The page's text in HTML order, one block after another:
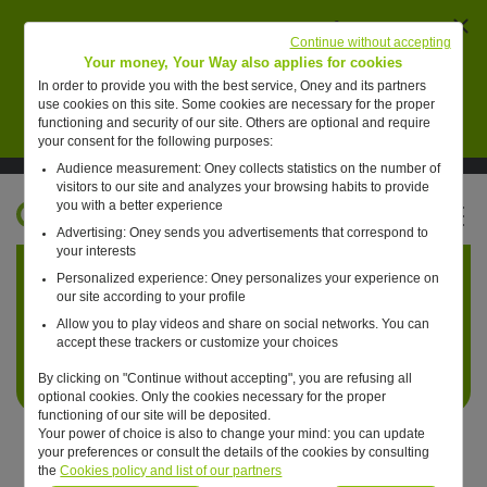
pour des collaborateurs de Oney pour vendre de
faux placements financiers.
En savoir plus
Suivre Oney sur LinkedIn
Suivre Oney sur YouTubeVoir les articles #oneday
Retour à l'accueil ?
Your money, Your Way also applies for cookies
In order to provide you with the best service, Oney and its partners
use cookies on this site. Some cookies are necessary for the proper
functioning and security of our site. Others are optional and require
your consent for the following purposes:
Audience measurement: Oney collects statistics on the number of
visitors to our site and analyzes your browsing habits to provide
you with a better experience
Advertising: Oney sends you advertisements that correspond to
your interests
Personalized experience: Oney personalizes your experience on
our site according to your profile
Allow you to play videos and share on social networks. You can
accept these trackers or customize your choices
By clicking on "Continue without accepting", you are refusing all
optional cookies. Only the cookies necessary for the proper
functioning of our site will be deposited.
Your power of choice is also to change your mind: you can update
your preferences or consult the details of the cookies by consulting
theCookies policy and list of our partners
Continue without accepting